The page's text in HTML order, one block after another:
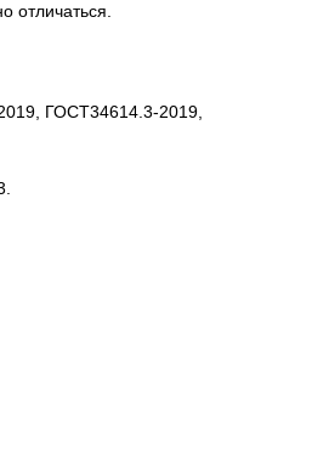
отличаться.
ГОСТ34614.3-2019,